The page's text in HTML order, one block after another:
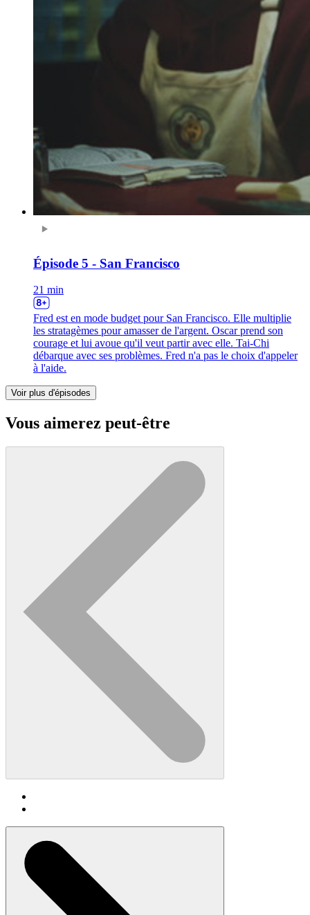
Épisode 5 - San Francisco
21 min
Fred est en mode budget pour San Francisco. Elle multiplie
les stratagèmes pour amasser de l'argent. Oscar prend son
courage et lui avoue qu'il veut partir avec elle. Tai-Chi
débarque avec ses problèmes. Fred n'a pas le choix d'appeler
à l'aide.
Voir plus d'épisodes
Vous aimerez peut-être